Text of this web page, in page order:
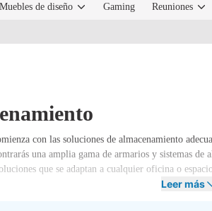
Muebles de diseño Gaming Reuniones
con las soluciones de almacenamiento
una amplia gama de armarios y sistemas de
que se adaptan a cualquier oficina o
Leer más